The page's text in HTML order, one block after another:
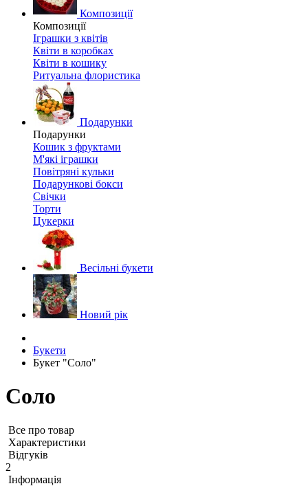
Композиції
Композиції
Іграшки з квітів
Квіти в коробках
Квіти в кошику
Ритуальна флористика
Подарунки
Подарунки
Кошик з фруктами
М'які іграшки
Повітряні кульки
Подарункові бокси
Свічки
Торти
Цукерки
Весільні букети
Новий рік
Букети
Букет "Соло"
Соло
Все про товар
Характеристики
Відгуків
2
Iнформація